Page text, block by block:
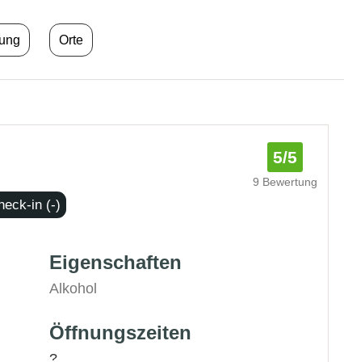
Orte
5/5
9 Bewertung
in (-)
Eigenschaften
Alkohol
Öffnungszeiten
?